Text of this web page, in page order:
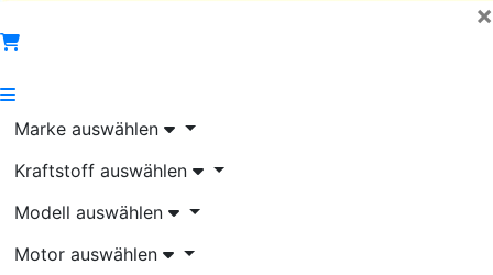
×
Marke auswählen
Kraftstoff auswählen
Modell auswählen
Motor auswählen